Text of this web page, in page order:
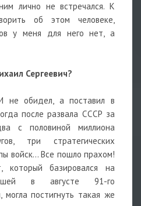
лично не встречался. К
об этом человеке,
у меня для него нет, а
Сергеевич?
обидел, а поставил в
после развала СССР за
с половиной миллиона
три стратегических
войск... Все пошло прахом!
который базировался на
в августе 91-го
могла постигнуть такая же